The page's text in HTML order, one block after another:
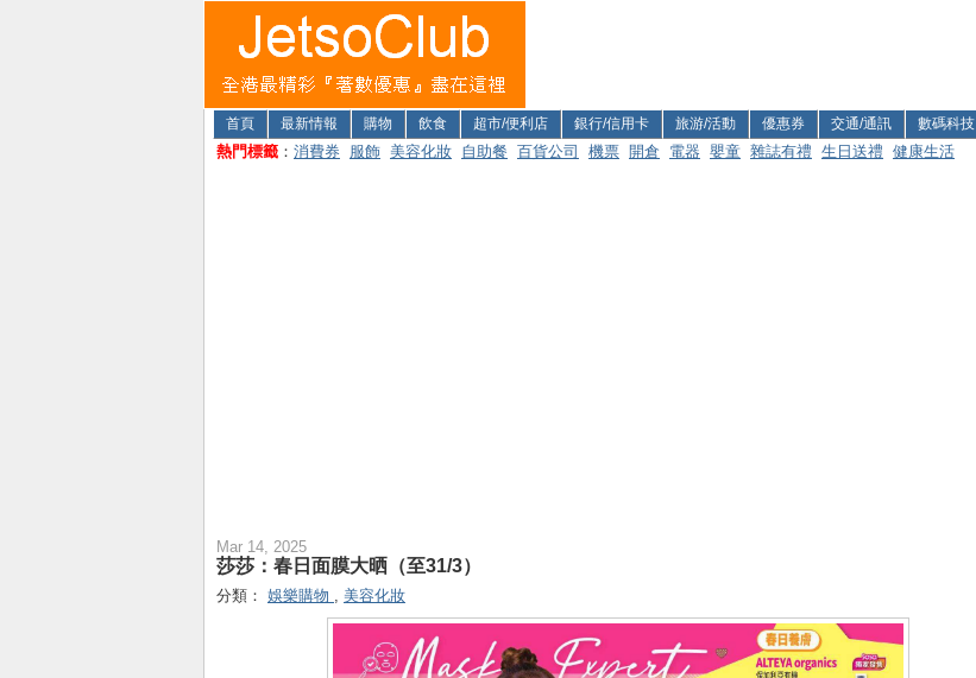
首頁 最新情報 購物 飲食 超市/便利店 銀行/信用卡 旅游/活動 優惠券 交通/通訊 數碼科技
熱門標籤 ： 消費券 服飾 美容化妝 自助餐 百貨公司 機票 開倉 電器 嬰童 雜誌有禮 生日送禮 健康生活
Mar 14, 2025
莎莎：春日面膜大晒（至31/3）
分類： 娛樂購物 , 美容化妝